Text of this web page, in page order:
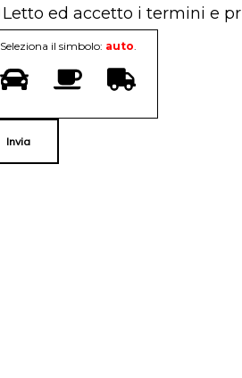
Letto ed accetto i termini e
Seleziona il simbolo: auto.